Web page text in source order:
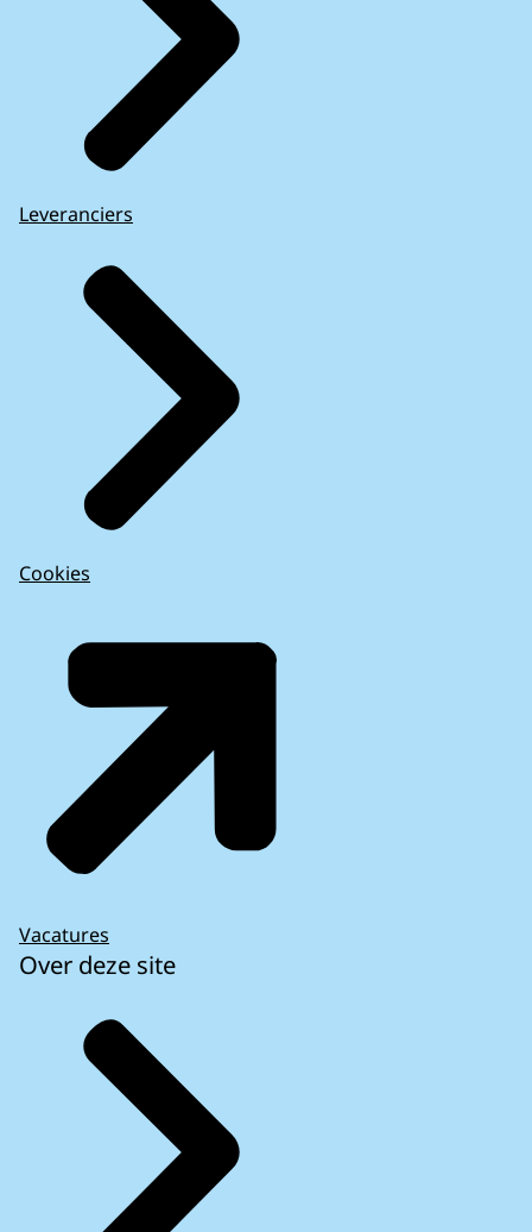
Leveranciers
Cookies
Vacatures
Over deze site